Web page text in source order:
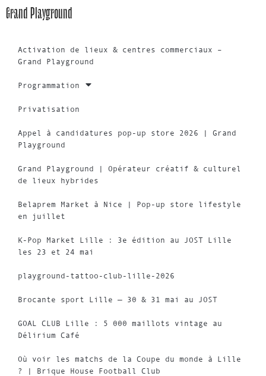
Grand Playground
Activation de lieux & centres commerciaux –
Grand Playground
Programmation
Privatisation
Appel à candidatures pop-up store 2026 | Grand
Playground
Grand Playground | Opérateur créatif & culturel
de lieux hybrides
Belaprem Market à Nice | Pop-up store lifestyle
en juillet
K-Pop Market Lille : 3e édition au JOST Lille
les 23 et 24 mai
playground-tattoo-club-lille-2026
Brocante sport Lille — 30 & 31 mai au JOST
GOAL CLUB Lille : 5 000 maillots vintage au
Délirium Café
Où voir les matchs de la Coupe du monde à Lille
? | Brique House Football Club